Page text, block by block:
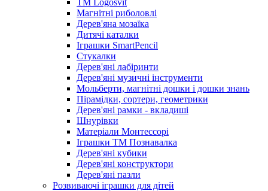
TM Logosvit
Магнітні риболовлі
Дерев'яна мозаїка
Дитячі каталки
Іграшки SmartPencil
Стукалки
Дерев'яні лабіринти
Дерев'яні музичні інструменти
Мольберти, магнітні дошки і дошки знань
Пірамідки, сортери, геометрики
Дерев'яні рамки - вкладиші
Шнурівки
Матеріали Монтессорі
Іграшки ТМ Познавалка
Дерев'яні кубики
Дерев'яні конструктори
Дерев'яні пазли
Розвиваючі іграшки для дітей